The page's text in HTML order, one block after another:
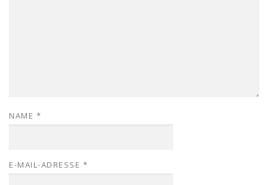
NAME *
E-MAIL-ADRESSE *